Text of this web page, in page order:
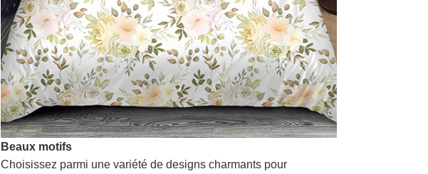
Beaux motifs
Choisissez parmi une variété de designs charmants pour